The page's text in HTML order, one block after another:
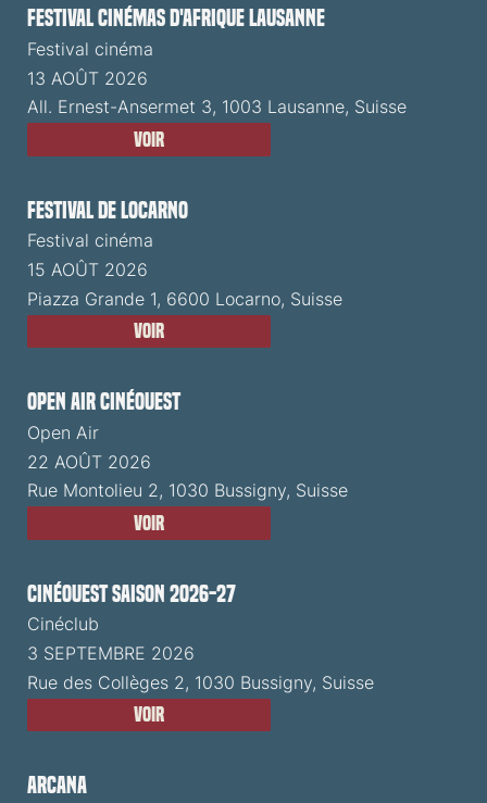
Festival cinémas d'Afrique Lausanne
Festival cinéma
13 AOÛT 2026
All. Ernest-Ansermet 3, 1003 Lausanne, Suisse
Voir
Festival de Locarno
Festival cinéma
15 AOÛT 2026
Piazza Grande 1, 6600 Locarno, Suisse
Voir
Open Air CinéOuest
Open Air
22 AOÛT 2026
Rue Montolieu 2, 1030 Bussigny, Suisse
Voir
CinéOuest Saison 2026-27
Cinéclub
3 SEPTEMBRE 2026
Rue des Collèges 2, 1030 Bussigny, Suisse
Voir
ARCANA